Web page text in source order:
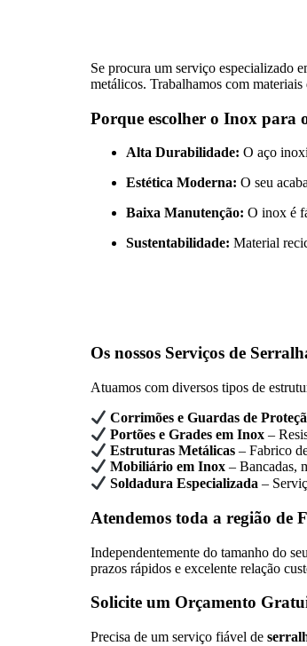
Se procura um serviço especializado
metálicos. Trabalhamos com
Porque escolher o Inox para
Alta Durabilidade: O aço
Estética Moderna: O seu
Baixa Manutenção: O inox é
Sustentabilidade: Material
Os nossos Serviços de
Atuamos com diversos tipos de
Corrimões e Guardas de
Portões e Grades em Inox –
Estruturas Metálicas – Fabrico
Mobiliário em Inox – Bancadas,
Soldadura Especializada –
Atendemos toda a região de
Independentemente do tamanho do
prazos rápidos e excelente relação
Solicite um Orçamento
Precisa de um serviço fiável de